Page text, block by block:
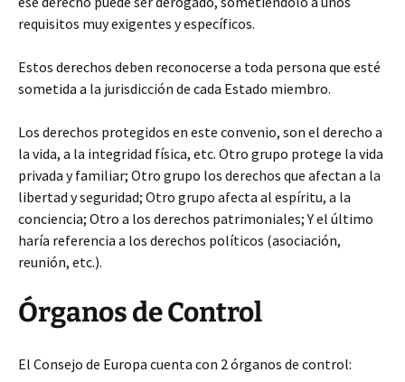
requisitos muy exigentes y específicos.
Estos derechos deben reconocerse a toda persona que esté
sometida a la jurisdicción de cada Estado miembro.
Los derechos protegidos en este convenio, son el derecho a
la vida, a la integridad física, etc. Otro grupo protege la vida
privada y familiar; Otro grupo los derechos que afectan a la
libertad y seguridad; Otro grupo afecta al espíritu, a la
conciencia; Otro a los derechos patrimoniales; Y el último
haría referencia a los derechos políticos (asociación,
reunión, etc.).
Órganos de Control
El Consejo de Europa cuenta con 2 órganos de control: